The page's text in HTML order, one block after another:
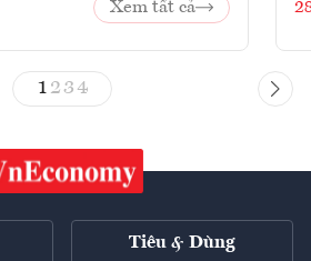
Xem tất cả
1 23 4
Tiêu & Dùng